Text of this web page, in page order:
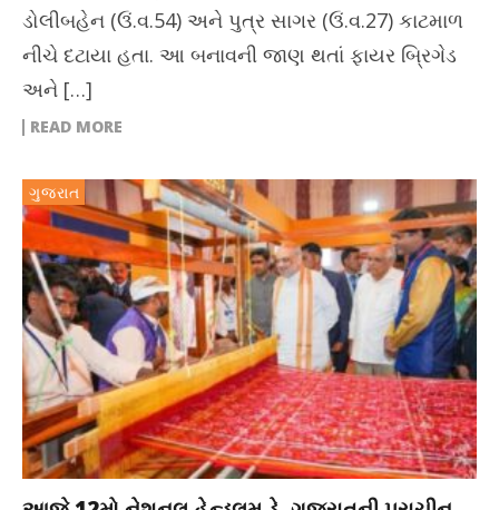
ડોલીબહેન (ઉં.વ.54) અને પુત્ર સાગર (ઉં.વ.27) કાટમાળ
નીચે દટાયા હતા. આ બનાવની જાણ થતાં ફાયર બ્રિગેડ
અને […]
READ MORE
ગુજરાત